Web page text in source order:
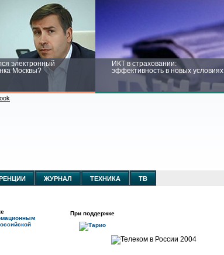
электронный
Москвы?
ИКТ в страховании:
эффективность в новых условиях
новых условиях
ЖУРНАЛ ТЕХНИКА ТВ
При поддержке